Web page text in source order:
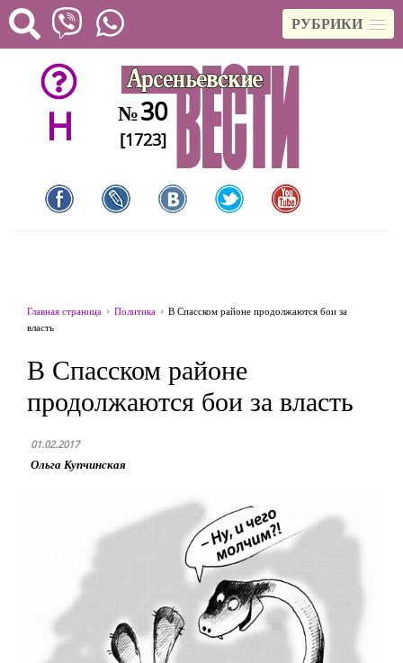
РУБРИКИ
H №30
[1723]
Главная страница Политика
В Спасском районе продолжаются бои за
власть
В Спасском районе
продолжаются бои за власть
01.02.2017
Ольга Купчинская